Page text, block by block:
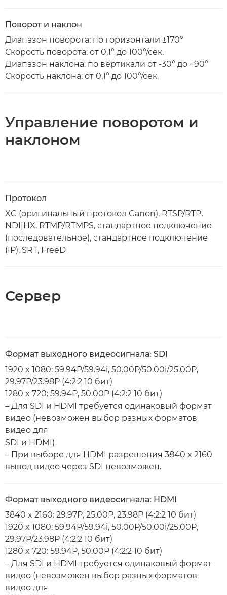
Поворот и наклон
Диапазон поворота: по горизонтали ±170°
Скорость поворота: от 0,1° до 100°/сек.
Диапазон наклона: по вертикали от -30° до +90°
Скорость наклона: от 0,1° до 100°/сек.
Управление поворотом и
наклоном
Протокол
XC (оригинальный протокол Canon), RTSP/RTP,
NDI|HX, RTMP/RTMPS, стандартное подключение
(последовательное), стандартное подключение
(IP), SRT, FreeD
Сервер
Формат выходного видеосигнала: SDI
1920 x 1080: 59.94P/59.94i, 50.00P/50.00i/25.00P,
29.97P/23.98P (4:2:2 10 бит)
1280 x 720: 59.94P, 50.00P (4:2:2 10 бит)
– Для SDI и HDMI требуется одинаковый формат
видео (невозможен выбор разных форматов
видео для
SDI и HDMI)
– При выборе для HDMI разрешения 3840 x 2160
вывод видео через SDI невозможен.
Формат выходного видеосигнала: HDMI
3840 x 2160: 29.97P, 25.00P, 23.98P (4:2:2 10 бит)
1920 x 1080: 59.94P/59.94i, 50.00P/50.00i/25.00P,
29.97P/23.98P (4:2:2 10 бит)
1280 x 720: 59.94P, 50.00P (4:2:2 10 бит)
– Для SDI и HDMI требуется одинаковый формат
видео (невозможен выбор разных форматов
видео для